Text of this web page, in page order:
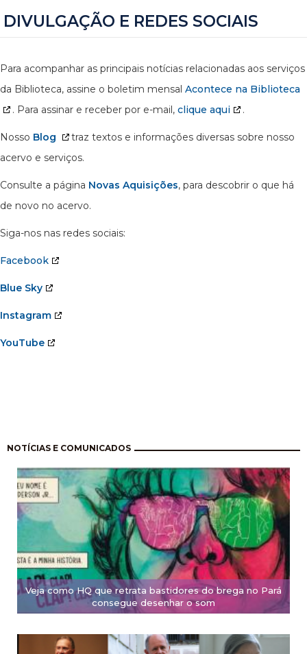
DIVULGAÇÃO E REDES SOCIAIS
Para acompanhar as principais notícias relacionadas aos serviços
da Biblioteca, assine o boletim mensal Acontece na Biblioteca
. Para assinar e receber por e-mail, clique aqui .
Nosso Blog
traz textos e informações diversas sobre nosso
acervo e serviços.
Consulte a página Novas Aquisições, para descobrir o que há
de novo no acervo.
Siga-nos nas redes sociais:
Facebook
Blue Sky
Instagram
YouTube
NOTÍCIAS E COMUNICADOS
Veja como HQ que retrata bastidores do brega no Pará
consegue desenhar o som
Pagination